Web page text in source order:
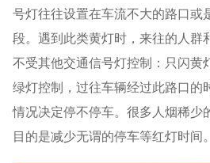
号灯往往设置在车流不大的路口或
段。遇到此类黄灯时，来往的人群
不受其他交通信号灯控制：只闪黄
绿灯控制，过往车辆经过此路口的
情况决定停不停车。很多人烟稀少
目的是减少无谓的停车等红灯时间。